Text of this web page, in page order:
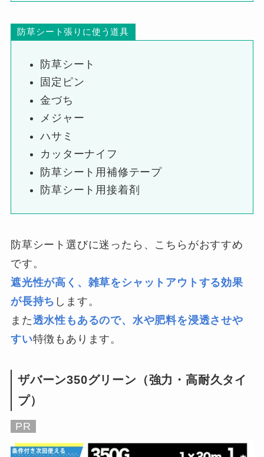
防草シート張りに使う道具
防草シート
固定ピン
金づち
メジャー
ハサミ
カッターナイフ
防草シート用補修テープ
防草シート用接着剤
防草シート選びに迷ったら、こちらがおすすめ
です。
遮光性が高く、雑草をシャットアウトする効果
が長持ち します。
また透水性もあるので、水や肥料を浸透させや
すい特徴もあります。
ザバーン350グリーン（強力・高耐久タイ
プ）
PR